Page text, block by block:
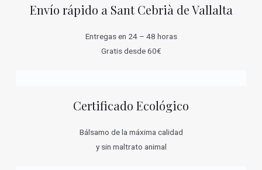
Envío rápido a Sant Cebrià de Vallalta
Entregas en 24 – 48 horas
Gratis desde 60€
Certificado Ecológico
Bálsamo de la máxima calidad
y sin maltrato animal